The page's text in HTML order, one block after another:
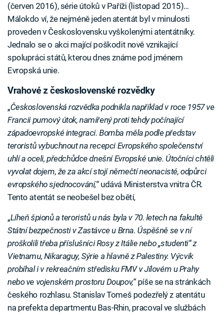
(červen 2016), série útoků v Paříži (listopad 2015)…
Málokdo ví, že nejméně jeden atentát byl v minulosti
proveden v Československu vyškolenými atentátníky.
Jednalo se o akci mající poškodit nově vznikající
spolupráci států, kterou dnes známe pod jménem
Evropská unie.
Vrahové z československé rozvědky
„Československá rozvědka podnikla například v roce 1957 ve
Francii pumový útok, namířený proti tehdy počínající
západoevropské integraci. Bomba měla podle představ
teroristů vybuchnout na recepci Evropského společenství
uhlí a oceli, předchůdce dnešní Evropské unie. Útočníci chtěli
vyvolat dojem, že za akcí stojí němečtí neonacisté, odpůrci
evropského sjednocování,“ udává Ministerstva vnitra ČR.
Tento atentát se neobešel bez obětí,
„Líheň špionů a teroristů u nás byla v 70. letech na fakultě
Státní bezpečnosti v Zastávce u Brna. Úspěšně se v ní
proškolili třeba příslušníci Rosy z Itálie nebo „studenti“ z
Vietnamu, Nikaraguy, Sýrie a hlavně z Palestiny. Výcvik
probíhal i v rekreačním středisku FMV v Jílovém u Prahy
nebo ve vojenském prostoru Doupov,“ píše se na stránkách
českého rozhlasu. Stanislav Tomeš podezřelý z atentátu
na prefekta departmentu Bas-Rhin, pracoval ve službách